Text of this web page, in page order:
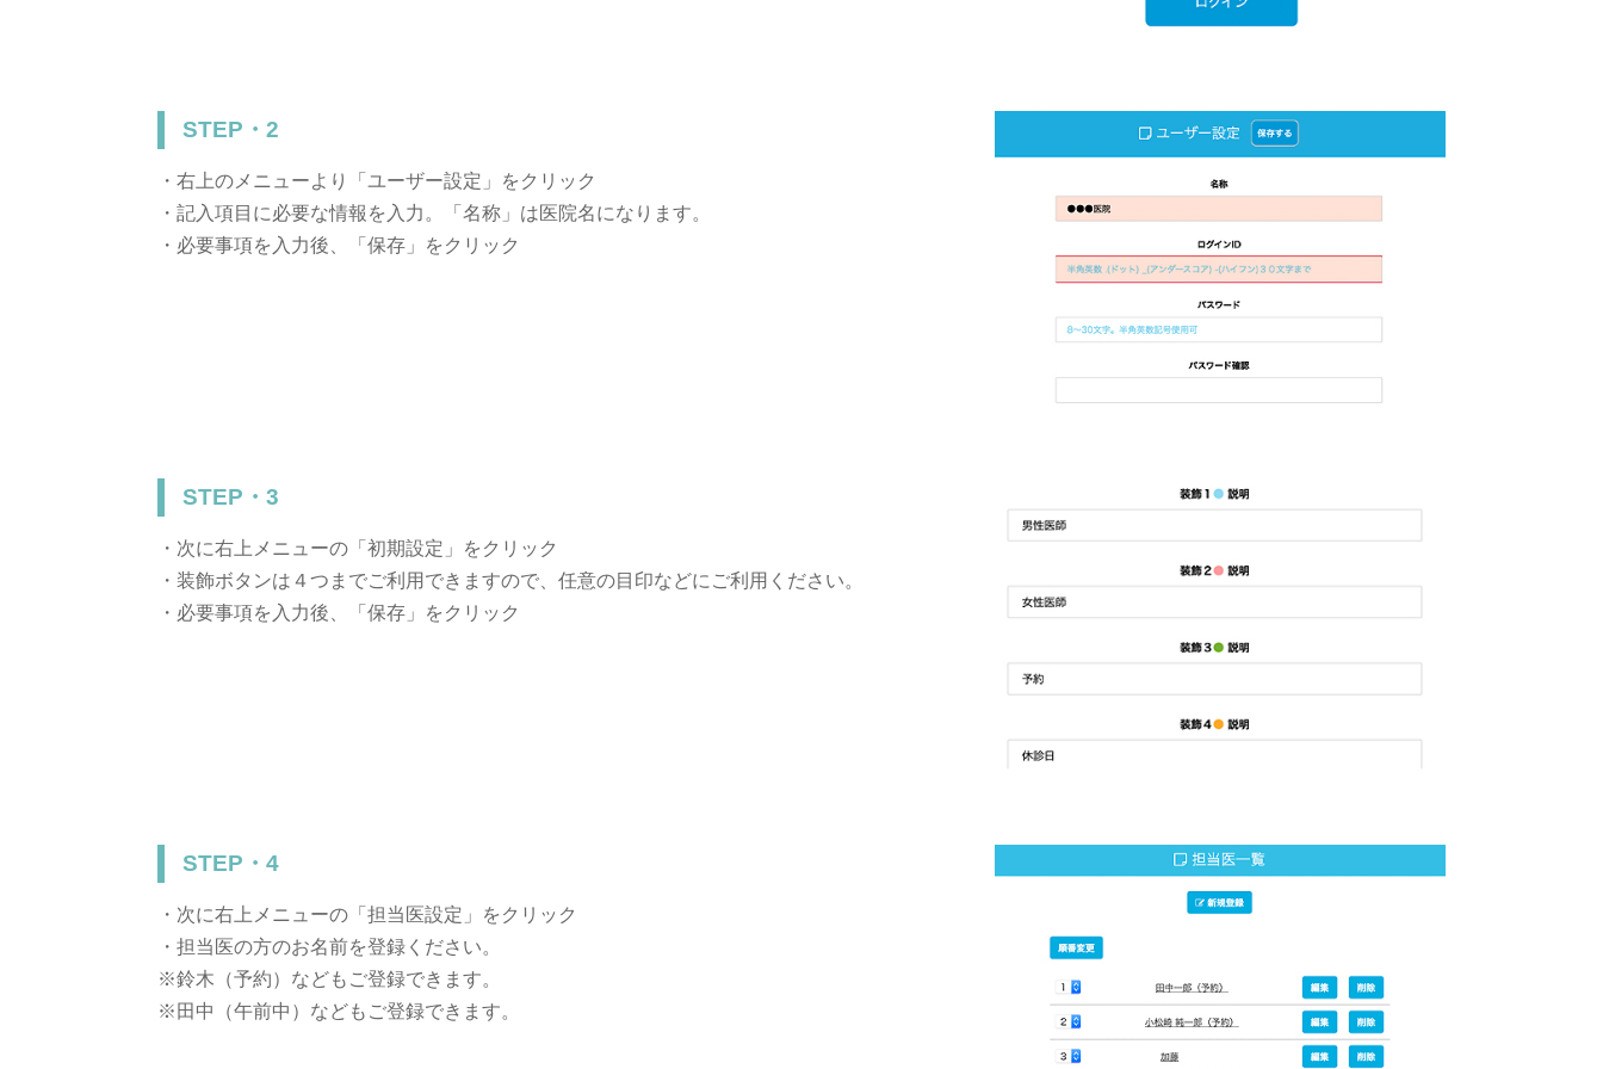
STEP・2
・右上のメニューより「ユーザー設定」をクリック
・記入項目に必要な情報を入力。「名称」は医院名になります。
・必要事項を入力後、「保存」をクリック
STEP・3
・次に右上メニューの「初期設定」をクリック
・装飾ボタンは４つまでご利用できますので、任意の目印などにご利用ください。
・必要事項を入力後、「保存」をクリック
STEP・4
・次に右上メニューの「担当医設定」をクリック
・担当医の方のお名前を登録ください。
※鈴木（予約）などもご登録できます。
※田中（午前中）などもご登録できます。